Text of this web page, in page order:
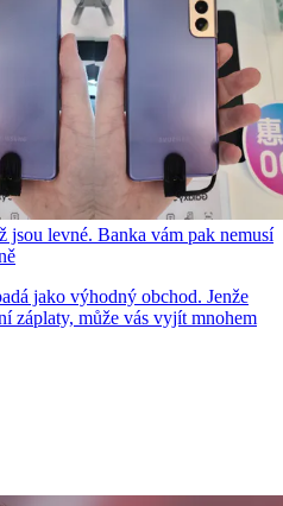
jsou levné. Banka vám pak nemusí
jako výhodný obchod. Jenže
záplaty, může vás vyjít mnohem